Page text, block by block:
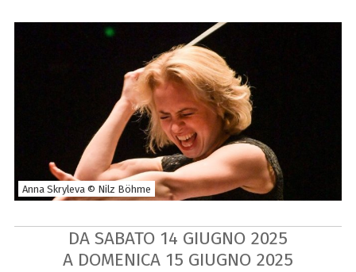
Anna Skryleva © Nilz Böhme
DA SABATO 14 GIUGNO 2025
A DOMENICA 15 GIUGNO 2025